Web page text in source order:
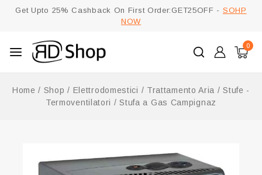
Get Upto 25% Cashback On First Order:GET25OFF - SOHP
NOW
0
Home / Shop / Elettrodomestici / Trattamento Aria / Stufe -
Termoventilatori / Stufa a Gas Campignaz